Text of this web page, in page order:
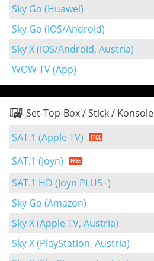
Sky Go (Huawei)
Sky Go (iOS/Android)
Sky X (iOS/Android, Austria)
WOW TV (App)
Set-Top-Box / Stick / Konsole
SAT.1 (Apple TV)
SAT.1 (Joyn)
SAT.1 HD (Joyn PLUS+)
Sky Go (Amazon)
Sky X (Apple TV, Austria)
Sky X (PlayStation, Austria)